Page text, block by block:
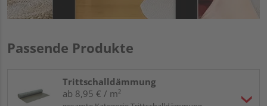
Passende Produkte
Trittschalldämmung
ab 8,95 € / m²